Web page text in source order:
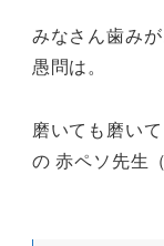
みなさん歯み
愚問は。
磨いても磨い
の 赤ペソ先生